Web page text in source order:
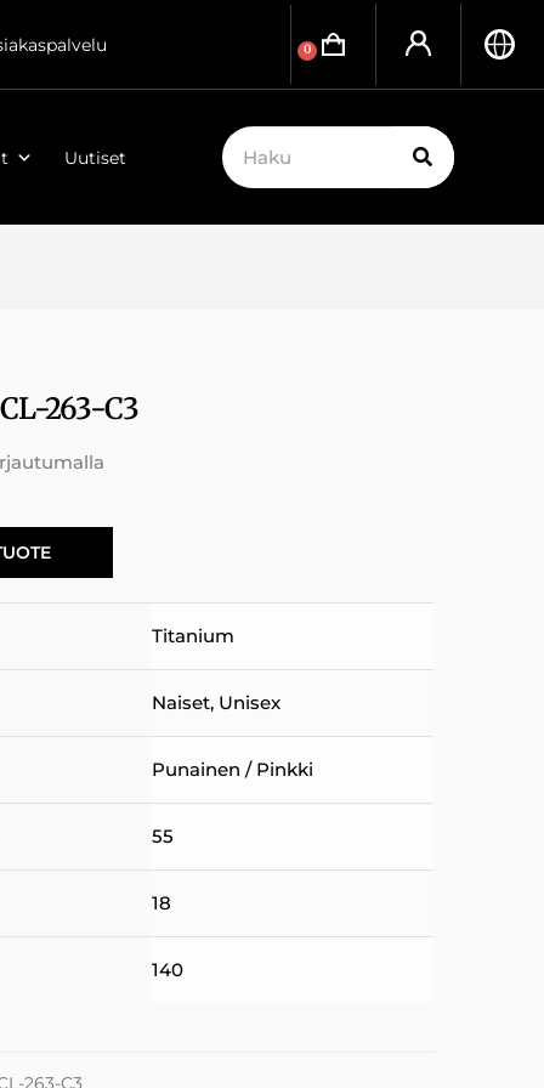
0
Uutiset
263-C3
Titanium
Naiset, Unisex
Punainen / Pinkki
55
18
140
263-C3